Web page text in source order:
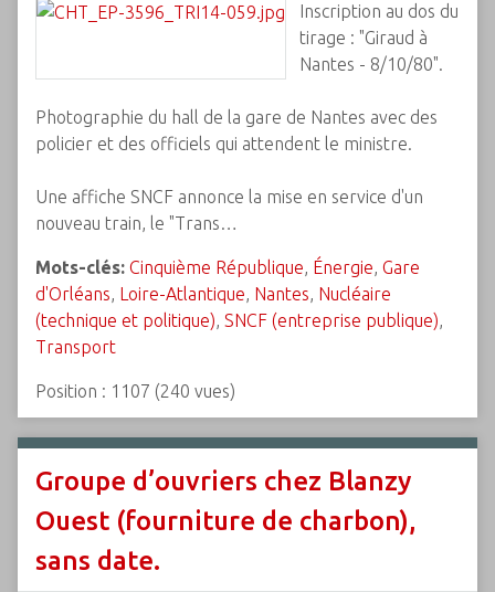
Inscription au dos du
tirage : "Giraud à
Nantes - 8/10/80".
Photographie du hall de la gare de Nantes avec des
policier et des officiels qui attendent le ministre.
Une affiche SNCF annonce la mise en service d'un
nouveau train, le "Trans…
Mots-clés: Cinquième République, Énergie, Gare
d'Orléans, Loire-Atlantique, Nantes, Nucléaire
(technique et politique), SNCF (entreprise publique),
Transport
Position : 1107 (240 vues)
Groupe d’ouvriers chez Blanzy
Ouest (fourniture de charbon),
sans date.